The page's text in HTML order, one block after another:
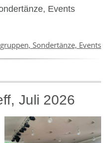
Events
Sondertänze, Events
Juli 2026